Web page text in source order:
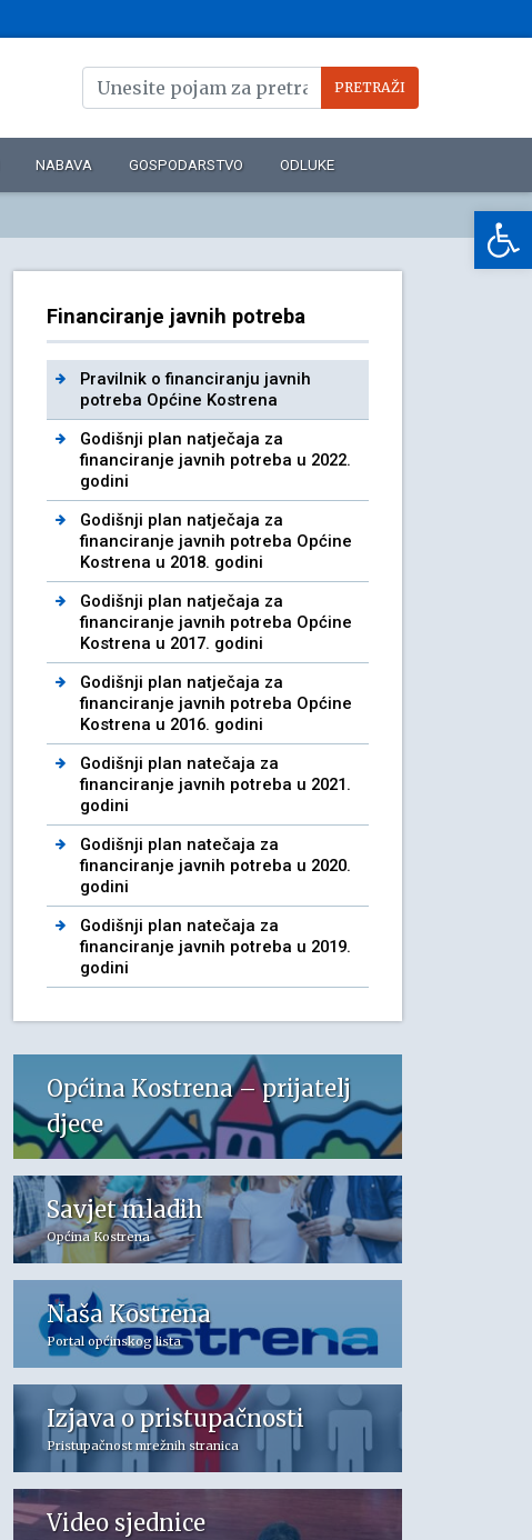
NABAVA GOSPODARSTVO ODLUKE
Financiranje javnih potreba
Pravilnik o financiranju javnih
potreba Općine Kostrena
Godišnji plan natječaja za
financiranje javnih potreba u 2022.
godini
Godišnji plan natječaja za
financiranje javnih potreba Općine
Kostrena u 2018. godini
Godišnji plan natječaja za
financiranje javnih potreba Općine
Kostrena u 2017. godini
Godišnji plan natječaja za
financiranje javnih potreba Općine
Kostrena u 2016. godini
Godišnji plan natečaja za
financiranje javnih potreba u 2021.
godini
Godišnji plan natečaja za
financiranje javnih potreba u 2020.
godini
Godišnji plan natečaja za
financiranje javnih potreba u 2019.
godini
Općina Kostrena – prijatelj
djece
Savjet mladih
Općina Kostrena
Naša Kostrena
Portal općinskog lista
Izjava o pristupačnosti
Pristupačnost mrežnih stranica
Video sjednice